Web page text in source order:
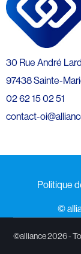
30 Rue André
97438 Sainte-
02 62 15 02 51
contact-
Politique
©️
©alliance 2026 -